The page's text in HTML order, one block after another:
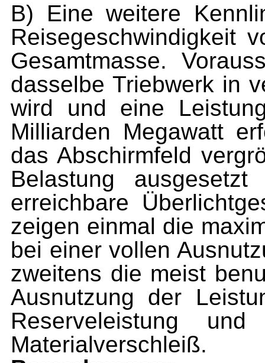
B) Eine weitere
Reisegeschwindigkeit
Gesamtmasse.
dasselbe Triebwerk in
wird und eine
Milliarden Megawatt
das Abschirmfeld
Belastung
erreichbare
zeigen einmal die
bei einer vol­len
zweitens die meist
Ausnutzung der
Reserveleistung
Materialverschleiß.